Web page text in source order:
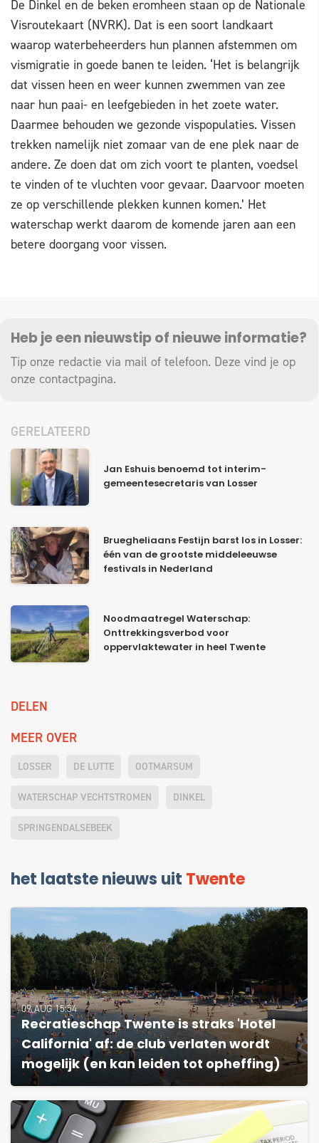
De Dinkel en de beken eromheen staan op de Nationale
Visroutekaart (NVRK). Dat is een soort landkaart
waarop waterbeheerders hun plannen afstemmen om
vismigratie in goede banen te leiden. ‘Het is belangrijk
dat vissen heen en weer kunnen zwemmen van zee
naar hun paai- en leefgebieden in het zoete water.
Daarmee behouden we gezonde vispopulaties. Vissen
trekken namelijk niet zomaar van de ene plek naar de
andere. Ze doen dat om zich voort te planten, voedsel
te vinden of te vluchten voor gevaar. Daarvoor moeten
ze op verschillende plekken kunnen komen.’ Het
waterschap werkt daarom de komende jaren aan een
betere doorgang voor vissen.
Heb je een nieuwstip of nieuwe informatie?
Tip onze redactie via mail of telefoon. Deze vind je op
onze contactpagina.
GERELATEERD
Jan Eshuis benoemd tot interim-
gemeentesecretaris van Losser
Bruegheliaans Festijn barst los in Losser:
één van de grootste middeleeuwse
festivals in Nederland
Noodmaatregel Waterschap:
Onttrekkingsverbod voor
oppervlaktewater in heel Twente
DELEN
MEER OVER
LOSSER DE LUTTE OOTMARSUM
WATERSCHAP VECHTSTROMEN DINKEL
SPRINGENDALSEBEEK
het laatste nieuws uit Twente
09 AUG 15:54
Recratieschap Twente is straks 'Hotel
California' af: de club verlaten wordt
mogelijk (en kan leiden tot opheffing)